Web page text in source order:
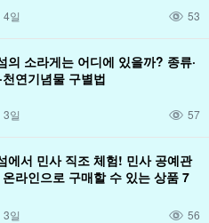
일 53
의 소라게는 어디에 있을까? 종류·
천연기념물 구별법
일 57
에서 민사 직조 체험! 민사 공예관
라인으로 구매할 수 있는 상품 7
일 56